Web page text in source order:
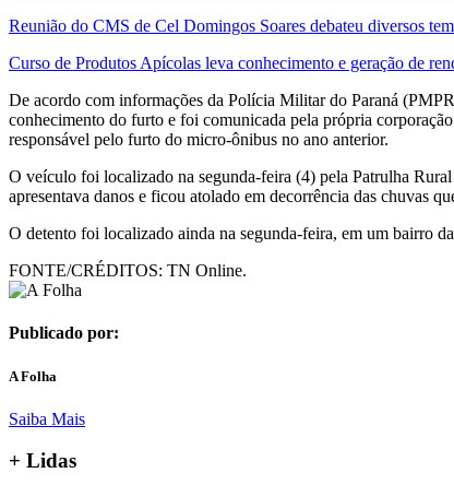
Reunião do CMS de Cel Domingos Soares debateu diversos
Curso de Produtos Apícolas leva conhecimento e geração de
De acordo com informações da Polícia Militar do Paraná
conhecimento do furto e foi comunicada pela própria
responsável pelo furto do micro-ônibus no ano anterior.
O veículo foi localizado na segunda-feira (4) pela Patrulha
apresentava danos e ficou atolado em decorrência das chuvas
O detento foi localizado ainda na segunda-feira, em um bairro
FONTE/CRÉDITOS: TN Online.
Publicado por:
A Folha
Saiba Mais
+ Lidas